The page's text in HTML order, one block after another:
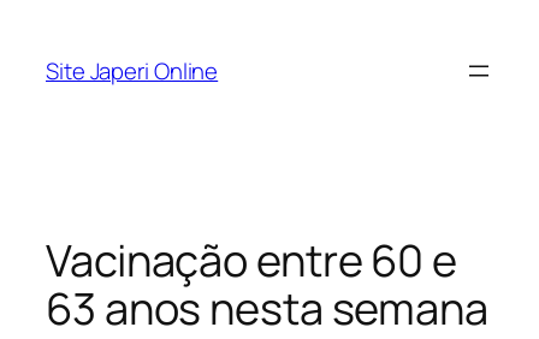
Site Japeri Online
Vacinação entre 60 e
63 anos nesta semana